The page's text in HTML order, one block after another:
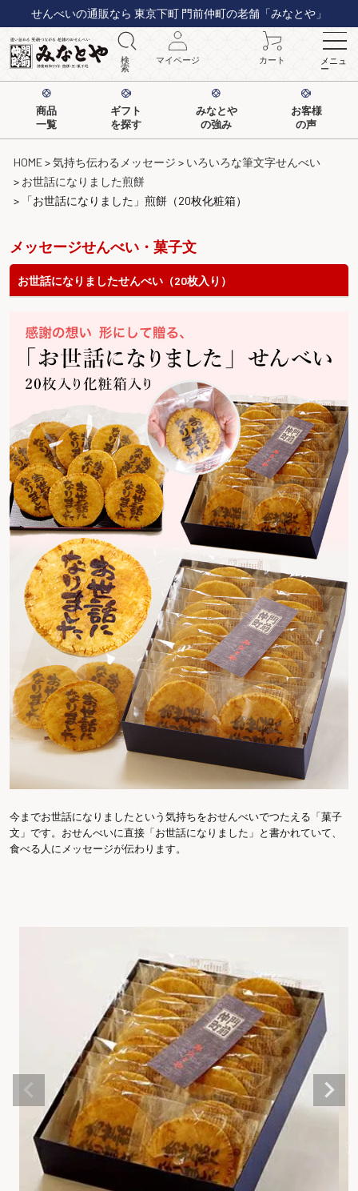
せんべいの通販なら 東京下町 門前仲町の老舗「みなとや」
検
索
マイページ カート メニュ
ー
商品
一覧
ギフト
を探す
みなとや
の強み
お客様
の声
HOME 気持ち伝わるメッセージ
いろいろな筆文字せんべい
お世話になりました煎餅
「お世話になりました」煎餅（20枚化粧箱）
メッセージせんべい・菓子文
お世話になりましたせんべい（20枚入り）
今までお世話になりましたという気持ちをおせんべいでつたえる「菓子
文」です。おせんべいに直接「お世話になりました」と書かれていて、
食べる人にメッセージが伝わります。